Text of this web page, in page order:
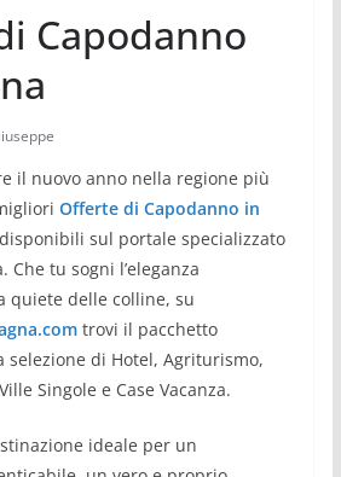
Capodanno
il nuovo anno nella regione più
Offerte di Capodanno in
sul portale specializzato
Che tu sogni l’eleganza
quiete delle colline, su
trovi il pacchetto
selezione di Hotel, Agriturismo,
Singole e Case Vacanza.
ideale per un